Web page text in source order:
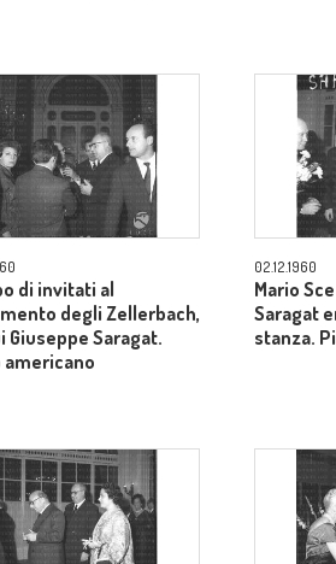
di invitati al
degli Zellerbach,
Giuseppe Saragat.
americano
02.12.1960
Mario
Saragat
stanza.